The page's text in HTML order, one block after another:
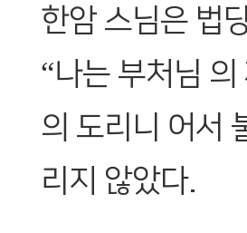
한암 스님은 법
“나는 부처님
의 도리니 어서
리지 않았다.